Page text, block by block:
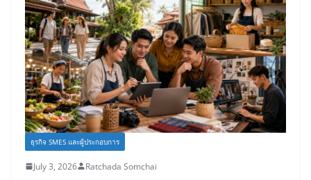
ธุรกิจ SMES และผู้ประกอบการ
July 3, 2026 Ratchada Somchai